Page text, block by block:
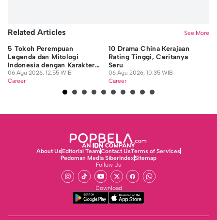
Related Articles See More
5 Tokoh Perempuan
Legenda dan Mitologi
Indonesia dengan Karakter
Kuat
06 Agu 2026, 12:55 WIB
Career
10 Drama China Kerajaan
Rating Tinggi, Ceritanya
Seru
06 Agu 2026, 10:35 WIB
Career
About UsEditorial TeamContact UsTerms of Services
Pedoman Media SiberIndexSitemap
Follow Us
Download